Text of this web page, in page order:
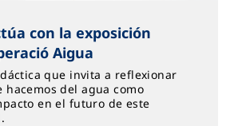
con la exposición
Aigua
que invita a reflexionar
hacemos del agua como
en el futuro de este